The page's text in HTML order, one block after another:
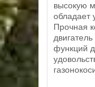
высокую
обладает
Прочная
функций